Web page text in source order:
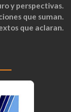
y perspectivas.
que suman.
que aclaran.